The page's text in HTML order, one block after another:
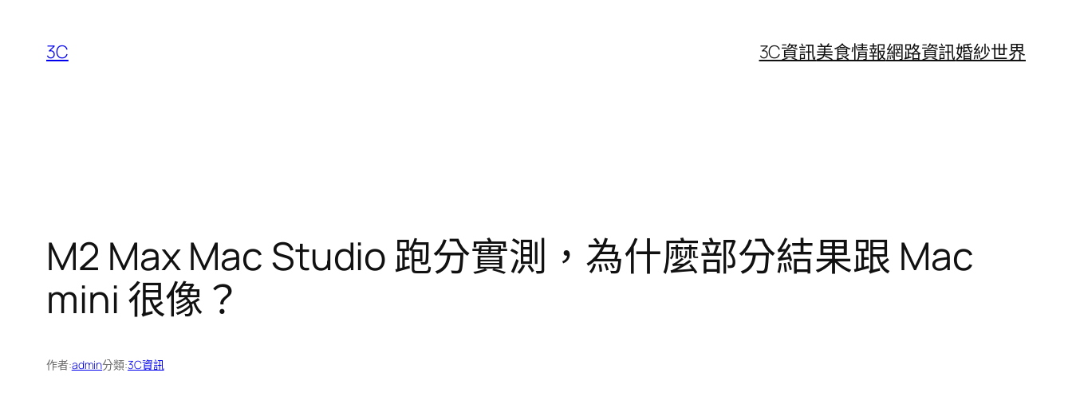
3C 3C資訊美食情報網路資訊婚紗世界
M2 Max Mac Studio 跑分實測，為什麼部分結果跟 Mac
mini 很像？
作者:admin分類:3C資訊